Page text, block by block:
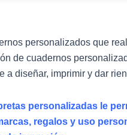
personalizados que
de cuadernos
a diseñar, imprimir y dar
personalizadas le
regalos y uso